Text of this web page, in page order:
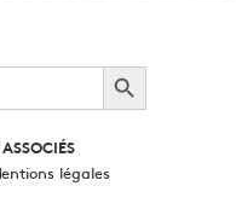
Search Button
légales